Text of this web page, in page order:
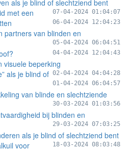
als je blind of slechtziend bent
07-04-2024 01:04:07
met een
06-04-2024 12:04:23
partners van blinden en
05-04-2024 06:04:51
04-04-2024 12:04:43
visuele beperking
02-04-2024 04:04:28
als je blind of
01-04-2024 06:04:57
van blinde en slechtziende
30-03-2024 01:03:56
bij blinden en
29-03-2024 07:03:25
als je blind of slechtziend bent
18-03-2024 08:03:48
voor